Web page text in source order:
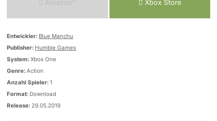
Amazon* Xbox Store
Entwickler: Blue Manchu
Publisher: Humble Games
System: Xbox One
Genre: Action
Anzahl Spieler: 1
Format: Download
Release: 29.05.2019